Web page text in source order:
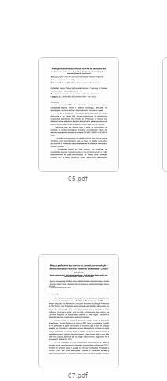
05.pdf
07.pdf